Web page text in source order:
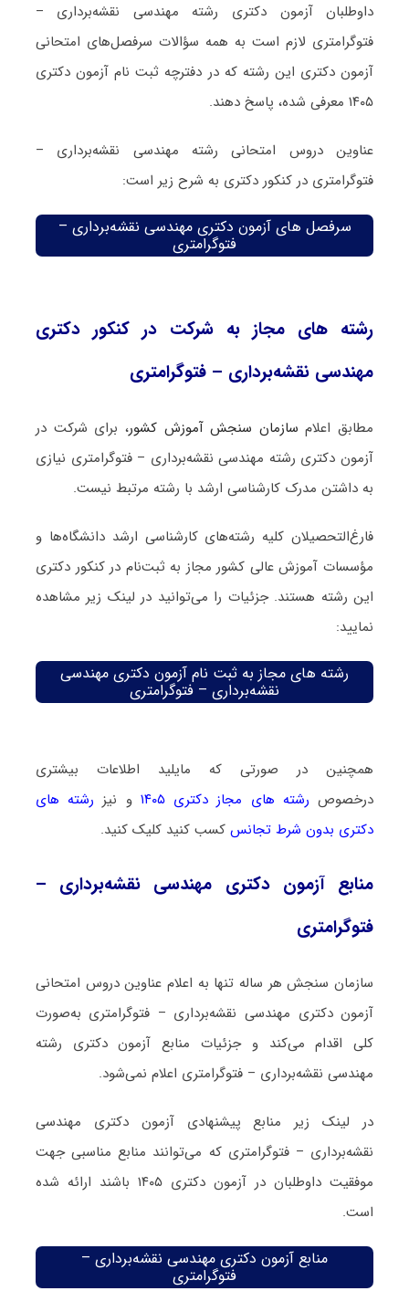
داوطلبان آزمون دکتری رشته مهندسی نقشه‌برداری –
فتوگرامتری لازم است به همه سؤالات سرفصل‌های امتحانی
آزمون دکتری این رشته که در دفترچه‌ ثبت نام آزمون دکتری
۱۴۰۵ معرفی شده، پاسخ دهند.
عناوین دروس امتحانی رشته مهندسی نقشه‌برداری –
فتوگرامتری در کنکور دکتری به شرح زیر است:
سرفصل های آزمون دکتری مهندسی نقشه‌برداری –
فتوگرامتری
رشته های مجاز به شرکت در کنکور دکتری
مهندسی نقشه‌برداری – فتوگرامتری
مطابق اعلام سازمان سنجش آموزش کشور، برای شرکت در
آزمون دکتری رشته مهندسی نقشه‌برداری – فتوگرامتری نیازی
به داشتن مدرک کارشناسی ارشد با رشته مرتبط نیست.
فارغ‌‌التحصیلان کلیه رشته‌های کارشناسی ارشد دانشگاه‌ها و
مؤسسات آموزش عالی کشور مجاز به ثبت‌نام در کنکور دکتری
این رشته هستند. جزئیات را می‌توانید در لینک زیر مشاهده
نمایید:
رشته های مجاز به ثبت نام آزمون دکتری مهندسی
نقشه‌برداری – فتوگرامتری
همچنین در صورتی که مایلید اطلاعات بیشتری
درخصوص رشته های مجاز دکتری ۱۴۰۵ و نیز رشته های
دکتری بدون شرط تجانسکسب کنید کلیک کنید.
منابع آزمون دکتری مهندسی نقشه‌برداری –
فتوگرامتری
سازمان سنجش هر ساله تنها به اعلام عناوین دروس امتحانی
آزمون دکتری مهندسی نقشه‌برداری – فتوگرامتری به‌صورت
کلی اقدام می‌کند و جزئیات منابع آزمون دکتری رشته
مهندسی نقشه‌برداری – فتوگرامتری اعلام نمی‌شود.
در لینک زیر منابع پیشنهادی آزمون دکتری مهندسی
نقشه‌برداری – فتوگرامتری که می‌توانند منابع مناسبی جهت
موفقیت داوطلبان در آزمون دکتری ۱۴۰۵ باشند ارائه شده
است.
منابع آزمون دکتری مهندسی نقشه‌برداری –
فتوگرامتری